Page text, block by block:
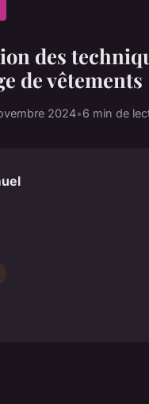
des
de vêtements
2024•6 min de